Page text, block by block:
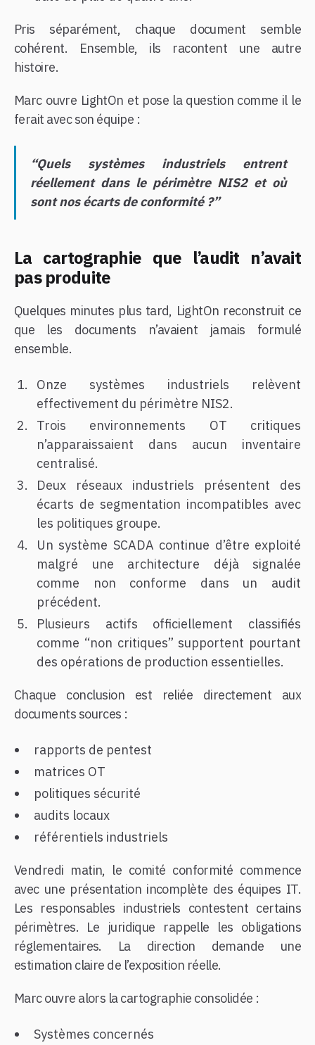
Pris séparément, chaque document semble
cohérent. Ensemble, ils racontent une autre
histoire.
Marc ouvre LightOn et pose la question comme il le
ferait avec son équipe :
“Quels systèmes industriels entrent
réellement dans le périmètre NIS2 et où
sont nos écarts de conformité ?”
La cartographie que l’audit n’avait
pas produite
Quelques minutes plus tard, LightOn reconstruit ce
que les documents n’avaient jamais formulé
ensemble.
Onze systèmes industriels relèvent
effectivement du périmètre NIS2.
Trois environnements OT critiques
n’apparaissaient dans aucun inventaire
centralisé.
Deux réseaux industriels présentent des
écarts de segmentation incompatibles avec
les politiques groupe.
Un système SCADA continue d’être exploité
malgré une architecture déjà signalée
comme non conforme dans un audit
précédent.
Plusieurs actifs officiellement classifiés
comme “non critiques” supportent pourtant
des opérations de production essentielles.
Chaque conclusion est reliée directement aux
documents sources :
rapports de pentest
matrices OT
politiques sécurité
audits locaux
référentiels industriels
Vendredi matin, le comité conformité commence
avec une présentation incomplète des équipes IT.
Les responsables industriels contestent certains
périmètres. Le juridique rappelle les obligations
réglementaires. La direction demande une
estimation claire de l’exposition réelle.
Marc ouvre alors la cartographie consolidée :
Systèmes concernés